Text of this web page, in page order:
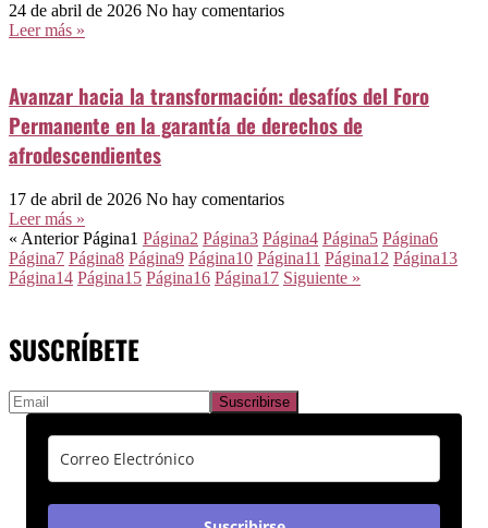
24 de abril de 2026 No hay comentarios
Leer más »
Avanzar hacia la transformación: desafíos del Foro
Permanente en la garantía de derechos de
afrodescendientes
17 de abril de 2026 No hay comentarios
Leer más »
« Anterior Página1 Página2 Página3 Página4 Página5 Página6
Página7 Página8 Página9 Página10 Página11 Página12 Página13
Página14 Página15 Página16 Página17 Siguiente »
SUSCRÍBETE